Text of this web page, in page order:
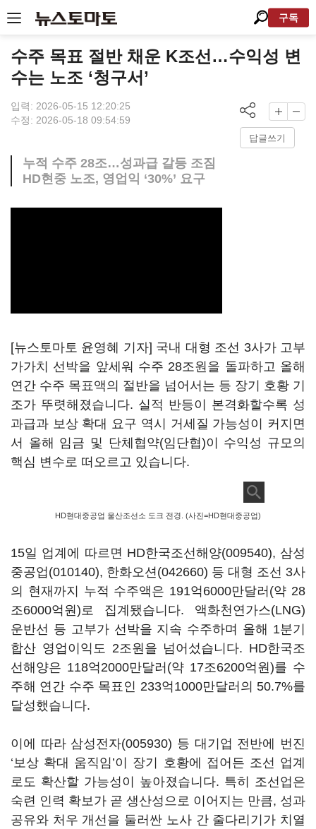
구독
수주 목표 절반 채운 K조선…수익성 변
수는 노조 ‘청구서’
입력: 2026-05-15 12:20:25
수정: 2026-05-18 09:54:59
답글쓰기
누적 수주 28조…성과급 갈등 조짐
HD현중 노조, 영업익 ‘30%’ 요구
[뉴스토마토 윤영혜 기자] 국내 대형 조선 3사가 고부
가가치 선박을 앞세워 수주 28조원을 돌파하고 올해
연간 수주 목표액의 절반을 넘어서는 등 장기 호황 기
조가 뚜렷해졌습니다. 실적 반등이 본격화할수록 성
과급과 보상 확대 요구 역시 거세질 가능성이 커지면
서 올해 임금 및 단체협약(임단협)이 수익성 규모의
핵심 변수로 떠오르고 있습니다.
HD현대중공업 울산조선소 도크 전경. (사진=HD현대중공업)
15일 업계에 따르면 HD한국조선해양(009540), 삼성
중공업(010140), 한화오션(042660) 등 대형 조선 3사
의 현재까지 누적 수주액은 191억6000만달러(약 28
조6000억원)로 집계됐습니다. 액화천연가스(LNG)
운반선 등 고부가 선박을 지속 수주하며 올해 1분기
합산 영업이익도 2조원을 넘어섰습니다. HD한국조
선해양은 118억2000만달러(약 17조6200억원)를 수
주해 연간 수주 목표인 233억1000만달러의 50.7%를
달성했습니다.
이에 따라 삼성전자(005930) 등 대기업 전반에 번진
‘보상 확대 움직임’이 장기 호황에 접어든 조선 업계
로도 확산할 가능성이 높아졌습니다. 특히 조선업은
숙련 인력 확보가 곧 생산성으로 이어지는 만큼, 성과
공유와 처우 개선을 둘러싼 노사 간 줄다리기가 치열